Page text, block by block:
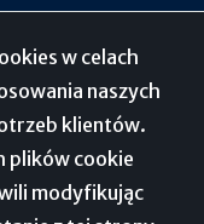
w celach
naszych
klientów.
plików cookie
modyfikując